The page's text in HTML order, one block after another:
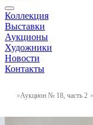
Коллекция
Выставки
Аукционы
Художники
Новости
Контакты
Аукцион № 18, часть 2